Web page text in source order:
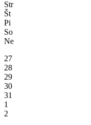
Str
Št
Pi
So
Ne
27
28
29
30
31
1
2